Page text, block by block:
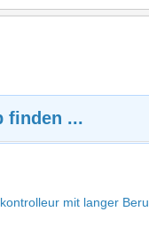
finden ...
mit langer